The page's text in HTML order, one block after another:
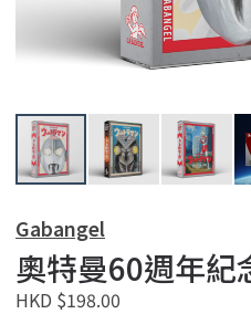
Gabangel
奧特曼60週年紀
HKD $198.00